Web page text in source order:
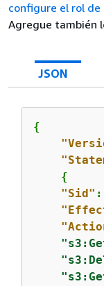
configure el rol de
Agregue también
JSON
{
{
"Sid" :